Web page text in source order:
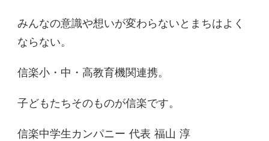
みんなの意識や想いが変わらないとまちはよく
ならない。
信楽小・中・高教育機関連携。
子どもたちそのものが信楽です。
信楽中学生カンパニー 代表 福山 淳